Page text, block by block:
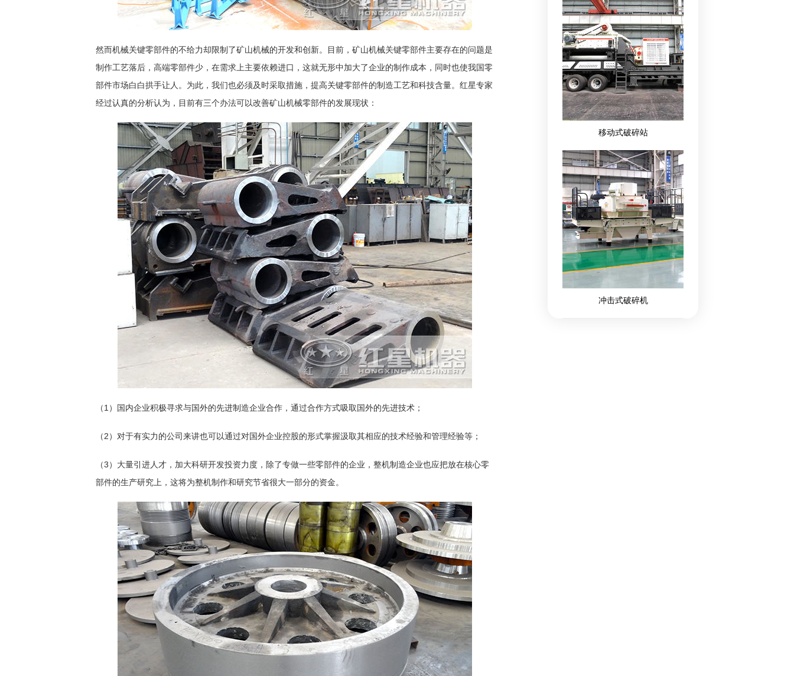
然而机械关键零部件的不给力却限制了矿山机械的开发和创新。目前，矿山机械关键零部件主要存在的问题是
制作工艺落后，高端零部件少，在需求上主要依赖进口，这就无形中加大了企业的制作成本，同时也使我国零
部件市场白白拱手让人。为此，我们也必须及时采取措施，提高关键零部件的制造工艺和科技含量。红星专家
经过认真的分析认为，目前有三个办法可以改善矿山机械零部件的发展现状：
（1）国内企业积极寻求与国外的先进制造企业合作，通过合作方式吸取国外的先进技术；
（2）对于有实力的公司来讲也可以通过对国外企业控股的形式掌握汲取其相应的技术经验和管理经验等；
（3）大量引进人才，加大科研开发投资力度，除了专做一些零部件的企业，整机制造企业也应把放在核心零
部件的生产研究上，这将为整机制作和研究节省很大一部分的资金。
移动式破碎站
冲击式破碎机